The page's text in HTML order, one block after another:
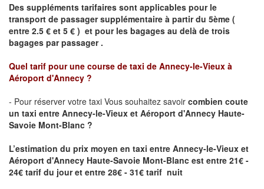
Des suppléments tarifaires sont applicables pour le
transport de passager supplémentaire à partir du 5ème (
entre 2.5 € et 5 € ) et pour les bagages au delà de trois
bagages par passager .
Quel tarif pour une course de taxi de Annecy-le-Vieux à
Aéroport d'Annecy ?
- Pour réserver votre taxi Vous souhaitez savoir combien coute
un taxi entre Annecy-le-Vieux et Aéroport d'Annecy Haute-
Savoie Mont-Blanc ?
L’estimation du prix moyen en taxi entre Annecy-le-Vieux et
Aéroport d'Annecy Haute-Savoie Mont-Blanc est entre 21€ -
24€ tarif du jour et entre 28€ - 31€ tarif nuit